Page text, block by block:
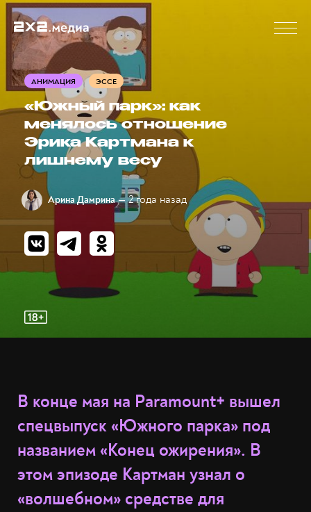
АНИМАЦИЯ ЭССЕ
«Южный парк»: как
менялось отношение
Эрика Картмана к
лишнему весу
Арина Дамрина — 2 года назад
В конце мая на Paramount+ вышел
спецвыпуск «Южного парка» под
названием «Конец ожирения». В
этом эпизоде Картман узнал о
«волшебном» средстве для